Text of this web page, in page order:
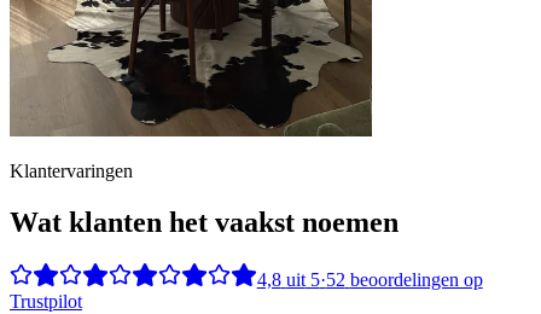
Klantervaringen
Wat klanten het vaakst noemen
4,8 uit5·52 beoordelingen op
Trustpilot